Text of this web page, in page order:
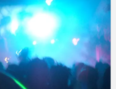
à la musique du 16 au